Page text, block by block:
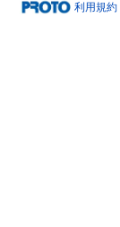
利用規約